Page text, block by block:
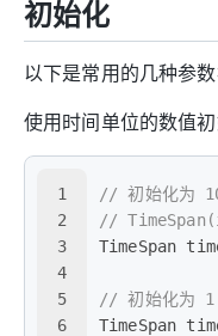
初始化
以下是常用的几种参数
使用时间单位的数值初
1
2
3
4
5
6
// 初始化为
//
TimeSpan
// 初始化为
TimeSpan